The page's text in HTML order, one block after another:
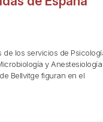
de los servicios de
y
Bellvitge figuran en el